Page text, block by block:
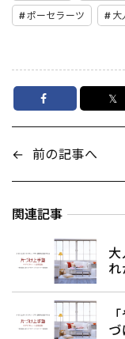
ポーセラーツ 大
𝕏
← 前の記事へ
関連記事
大
れ
づ